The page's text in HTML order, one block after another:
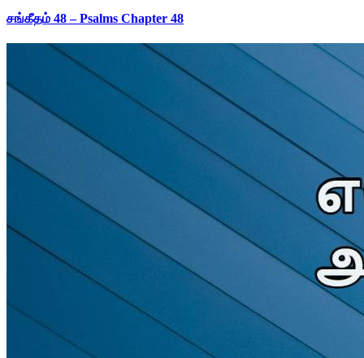
சங்கீதம் 48 – Psalms Chapter 48